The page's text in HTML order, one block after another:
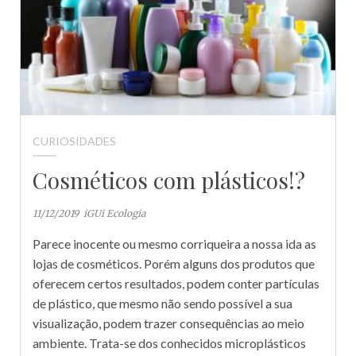
CURIOSIDADES
Cosméticos com plásticos!?
11/12/2019 iGUi Ecologia
Parece inocente ou mesmo corriqueira a nossa ida as
lojas de cosméticos. Porém alguns dos produtos que
oferecem certos resultados, podem conter partículas
de plástico, que mesmo não sendo possível a sua
visualização, podem trazer consequências ao meio
ambiente. Trata-se dos conhecidos microplásticos